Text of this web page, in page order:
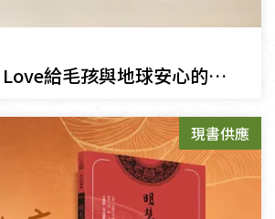
寵樂富 True Love給毛孩與地球安心的純淨承諾
現書供應